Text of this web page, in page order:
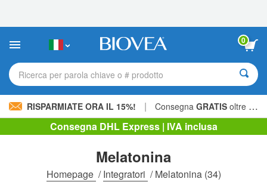
sito
include
sistema
0
Ricerca per parola chiave o # prodotto
RISPARMIATE ORA IL 15%! | Consegna GRATIS oltre 60,00 € »
Consegna DHL Express | IVA inclusa
Melatonina
Homepage /Integratori /Melatonina(34)